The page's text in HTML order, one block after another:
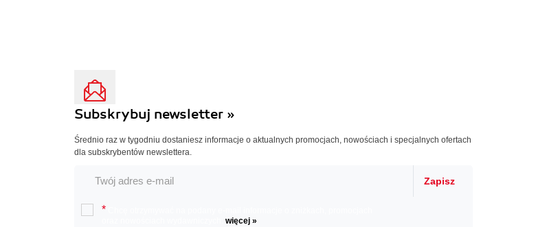
Subskrybuj newsletter »
Średnio raz w tygodniu dostaniesz informacje o aktualnych promocjach, nowościach i specjalnych ofertach
dla subskrybentów newslettera.
Zapisz
*
więcej »